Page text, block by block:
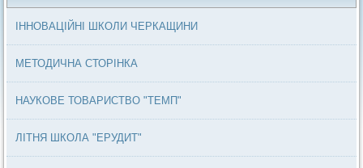
ІННОВАЦІЙНІ ШКОЛИ ЧЕРКАЩИНИ
МЕТОДИЧНА СТОРІНКА
НАУКОВЕ ТОВАРИСТВО "ТЕМП"
ЛІТНЯ ШКОЛА "ЕРУДИТ"